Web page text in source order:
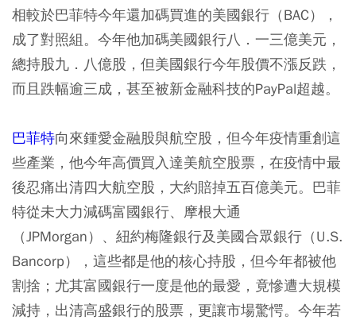
相較於巴菲特今年還加碼買進的美國銀行（BAC），
成了對照組。今年他加碼美國銀行八．一三億美元，
總持股九．八億股，但美國銀行今年股價不漲反跌，
而且跌幅逾三成，甚至被新金融科技的PayPal超越。
巴菲特向來鍾愛金融股與航空股，但今年疫情重創這
些產業，他今年高價買入達美航空股票，在疫情中最
後忍痛出清四大航空股，大約賠掉五百億美元。巴菲
特從未大力減碼富國銀行、摩根大通
（JPMorgan）、紐約梅隆銀行及美國合眾銀行（U.S.
Bancorp），這些都是他的核心持股，但今年都被他
割捨；尤其富國銀行一度是他的最愛，竟慘遭大規模
減持，出清高盛銀行的股票，更讓市場驚愕。今年若